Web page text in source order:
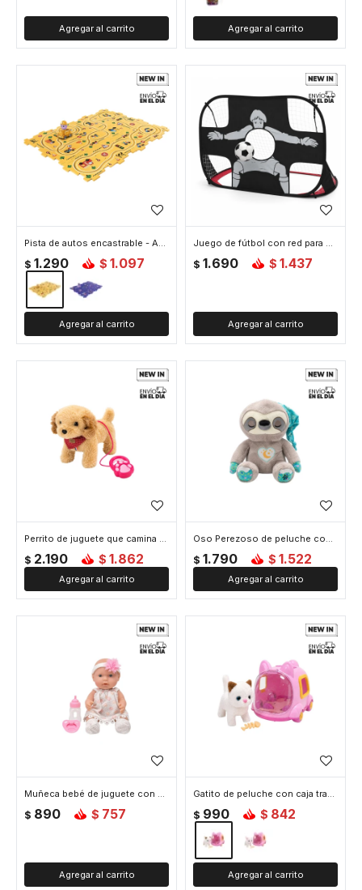
Pista de autos encastrable - Amarillo
$ 1.290 $ 1.097
Juego de fútbol con red para niños
$ 1.690 $ 1.437
Perrito de juguete que camina con correa - Marron
$ 2.190 $ 1.862
Oso Perezoso de peluche con ruido blanco, luces y movimiento
$ 1.790 $ 1.522
Muñeca bebé de juguete con accesorios - Blanco
$ 890 $ 757
Gatito de peluche con caja transportadora - Marron
$ 990 $ 842